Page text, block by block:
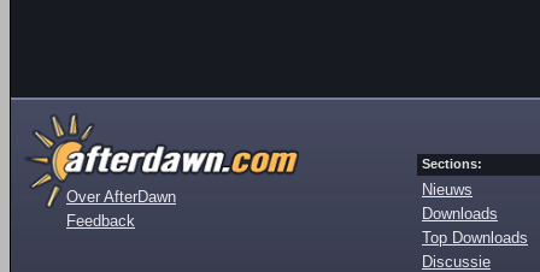
Over AfterDawn
Feedback
Sections:
Nieuws
Downloads
Top Downloads
Discussie